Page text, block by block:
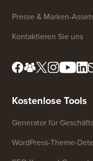
Presse & Marken-
Kontaktieren Sie uns
Kostenlose Tools
Generator für
WordPress-Theme-